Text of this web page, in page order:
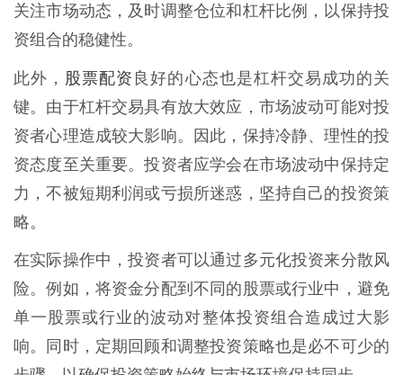
关注市场动态，及时调整仓位和杠杆比例，以保持投
资组合的稳健性。
此外， 股票配资 良好的心态也是杠杆交易成功的关
键。由于杠杆交易具有放大效应，市场波动可能对投
资者心理造成较大影响。因此，保持冷静、理性的投
资态度至关重要。投资者应学会在市场波动中保持定
力，不被短期利润或亏损所迷惑，坚持自己的投资策
略。
在实际操作中，投资者可以通过多元化投资来分散风
险。例如，将资金分配到不同的股票或行业中，避免
单一股票或行业的波动对整体投资组合造成过大影
响。同时，定期回顾和调整投资策略也是必不可少的